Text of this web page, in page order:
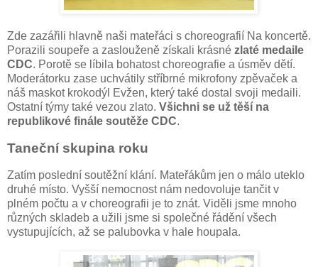
Zde zazářili hlavně naši mateřáci s choreografií Na koncertě.
Porazili soupeře a zaslouženě získali krásné zlaté medaile
CDC. Porotě se líbila bohatost choreografie a úsměv dětí.
Moderátorku zase uchvátily stříbrné mikrofony zpěvaček a
náš maskot krokodýl Evžen, který také dostal svoji medaili.
Ostatní týmy také vezou zlato. Všichni se už těší na
republikové finále soutěže CDC.
Taneční skupina roku
Zatím poslední soutěžní klání. Mateřákům jen o málo uteklo
druhé místo. Vyšší nemocnost nám nedovoluje tančit v
plném počtu a v choreografii je to znát. Viděli jsme mnoho
různých skladeb a užili jsme si společné řádění všech
vystupujících, až se palubovka v hale houpala.